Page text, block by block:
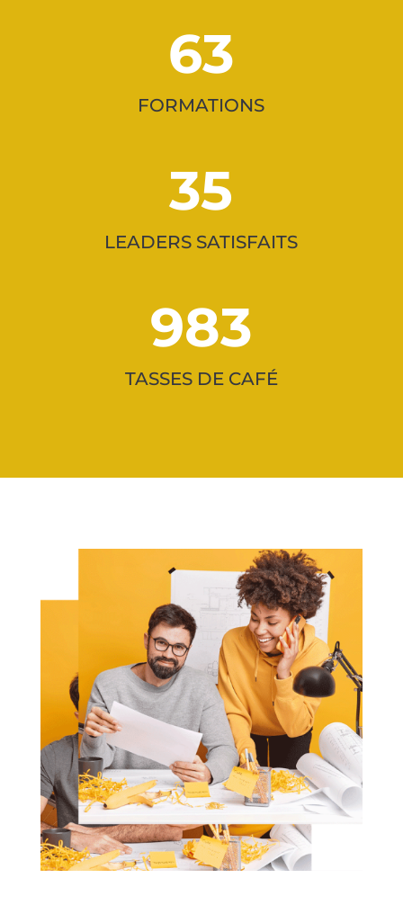
63
FORMATIONS
35
LEADERS SATISFAITS
983
TASSES DE CAFÉ